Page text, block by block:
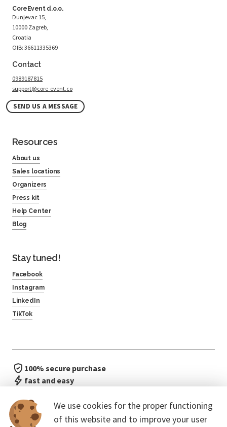
We use cookies for the proper functioning
of this website and to improve your user
CoreEvent d.o.o.
Dunjevac 15,
10000 Zagreb,
Croatia
OIB: 36611335369
Contact
0989187815
support@core-event.co
SEND US A MESSAGE
Resources
About us
Sales locations
Organizers
Press kit
Help Center
Blog
Stay tuned!
Facebook
Instagram
LinkedIn
TikTok
100% secure purchase
fast and easy